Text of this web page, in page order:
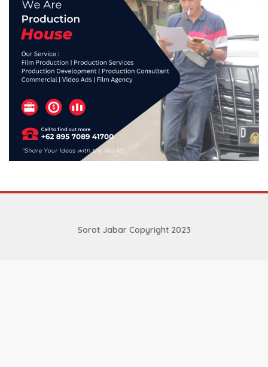
Sorot Jabar Copyright 2023